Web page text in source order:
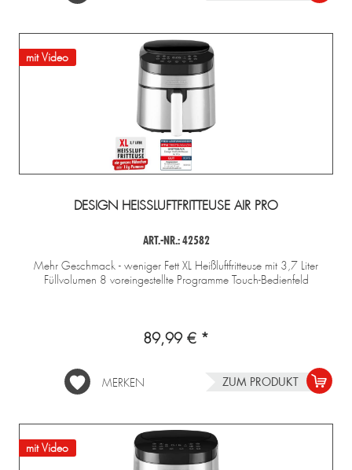
mit Video
DESIGN HEISSLUFTFRITTEUSE AIR PRO
ART.-NR.: 42582
Mehr Geschmack - weniger Fett XL Heißluftfritteuse mit 3,7 Liter
Füllvolumen 8 voreingestellte Programme Touch-Bedienfeld
89,99 € *
MERKEN ZUM PRODUKT
mit Video